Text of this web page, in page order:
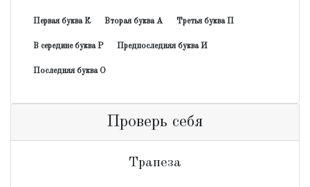
Первая буква К Вторая буква А Третья буква П
В середине буква Р Предпоследняя буква И
Последняя буква О
Проверь себя
Трапеза